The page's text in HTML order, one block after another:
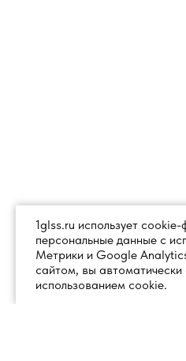
1glss.ru использует
персональные данные с
Метрики и Google
сайтом, вы автоматически
использованием cookie.